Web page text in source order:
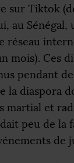
sur Tiktok
au Sénégal,
réseau
mois). Ces
pendant
la diaspora
martial et
peu de la
de